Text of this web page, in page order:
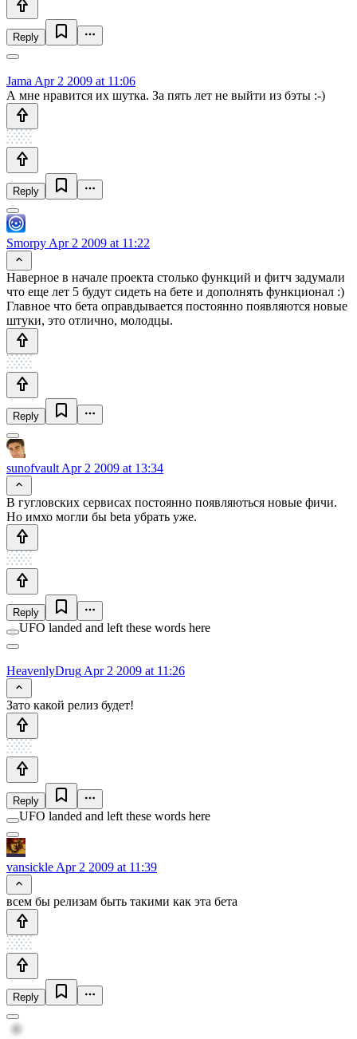
Reply
Jama Apr 2 2009 at 11:06
А мне нравится их шутка. За пять лет не выйти из бэты :-)
Reply
Smorpy Apr 2 2009 at 11:22
Наверное в начале проекта столько функций и фитч задумали
что еще лет 5 будут сидеть на бете и дополнять функционал :)
Главное что бета оправдывается постоянно появляются новые
штуки, это отлично, молодцы.
Reply
sunofvault Apr 2 2009 at 13:34
В гугловских сервисах постоянно появляються новые фичи.
Но имхо могли бы beta убрать уже.
Reply
UFO landed and left these words here
HeavenlyDrug Apr 2 2009 at 11:26
Зато какой релиз будет!
Reply
UFO landed and left these words here
vansickle Apr 2 2009 at 11:39
всем бы релизам быть такими как эта бета
Reply